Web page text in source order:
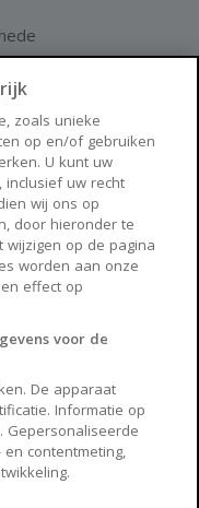
van Property Portals
zoals unieke
op en/of gebruiken
U kunt uw
uw recht
wij ons op
door hieronder te
wijzigen op de pagina
worden aan onze
effect op
voor de
De apparaat
Informatie op
contentmeting,